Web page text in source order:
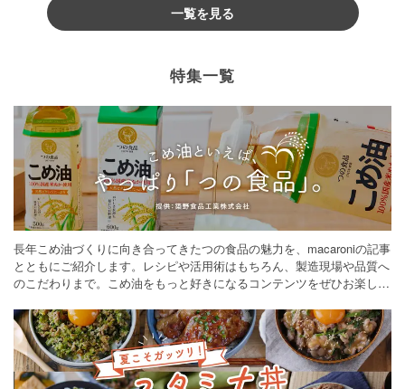
一覧を見る
特集一覧
長年こめ油づくりに向き合ってきたつの食品の魅力を、macaroniの記事
とともにご紹介します。レシピや活用術はもちろん、製造現場や品質へ
のこだわりまで。こめ油をもっと好きになるコンテンツをぜひお楽しみ